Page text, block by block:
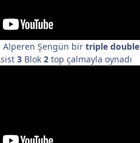
Alperen Şengün bir triple double
3 Blok 2 top çalmayla oynadı